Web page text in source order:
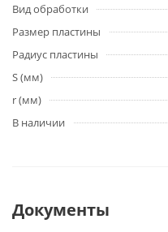
Вид обработки
Размер пластины
Радиус пластины
S (мм)
r (мм)
В наличии
Документы